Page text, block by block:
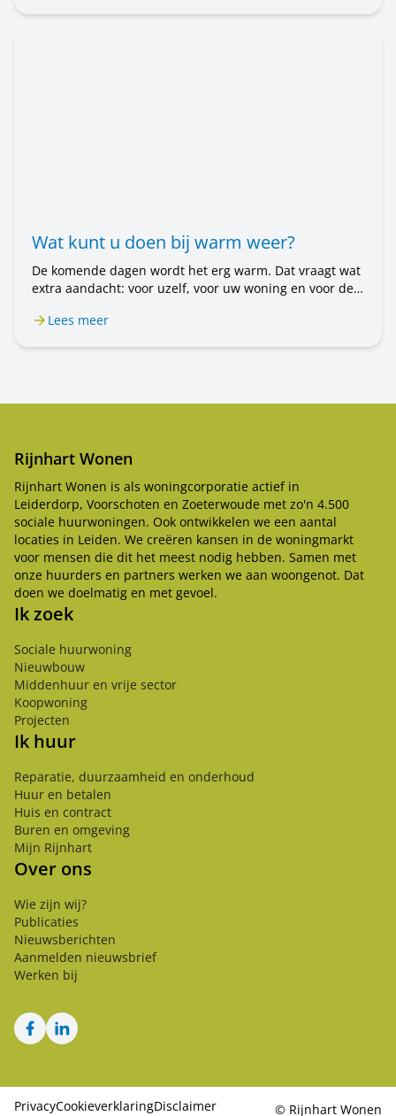
Wat kunt u doen bij warm weer?
De komende dagen wordt het erg warm. Dat vraagt wat
extra aandacht: voor uzelf, voor uw woning en voor de
doen.Lees meer
Rijnhart Wonen
Rijnhart Wonen is als woningcorporatie actief in
Leiderdorp, Voorschoten en Zoeterwoude met zo'n 4.500
sociale huurwoningen. Ook ontwikkelen we een aantal
locaties in Leiden. We creëren kansen in de woningmarkt
voor mensen die dit het meest nodig hebben. Samen met
onze huurders en partners werken we aan woongenot. Dat
doen we doelmatig en met gevoel.
Ik zoek
Sociale huurwoning
Nieuwbouw
Middenhuur en vrije sector
Koopwoning
Projecten
Ik huur
Reparatie, duurzaamheid en onderhoud
Huur en betalen
Huis en contract
Buren en omgeving
Mijn Rijnhart
Over ons
Wie zijn wij?
Publicaties
Nieuwsberichten
Aanmelden nieuwsbrief
Werken bij
FacebookLinkedIn
PrivacyCookieverklaringDisclaimer © Rijnhart Wonen